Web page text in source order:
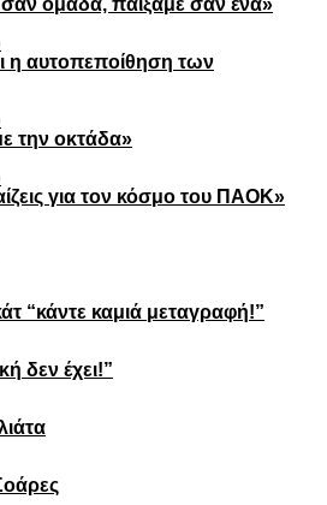
σαν ομάδα, παίξαμε σαν ένα»
η αυτοπεποίθηση των
την οκτάδα»
για τον κόσμο του ΠΑΟΚ»
“κάντε καμιά μεταγραφή!”
δεν έχει!”